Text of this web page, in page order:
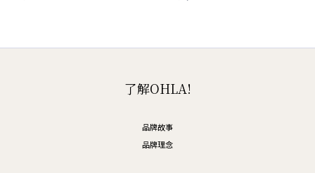
了解OHLA!
品牌故事
品牌理念